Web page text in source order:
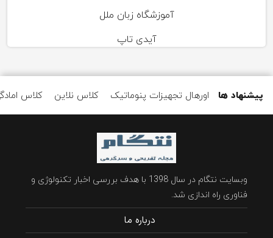
آموزشگاه زبان ملل
آیدی تاپ
پیشنهاد ها کلاس کلاس نلاین اورهال تجهیزات پنوماتیک
وبسایت نتگام در سال 1398 با هدف بررسی اخبار تکنولوژی و
فناوری راه اندازی شد.
درباره ما